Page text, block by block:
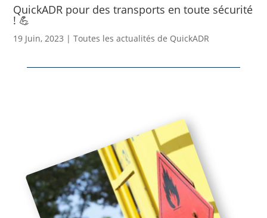
QuickADR pour des transports en toute sécurité
! 💪
19 Juin, 2023 |Toutes les actualités de QuickADR